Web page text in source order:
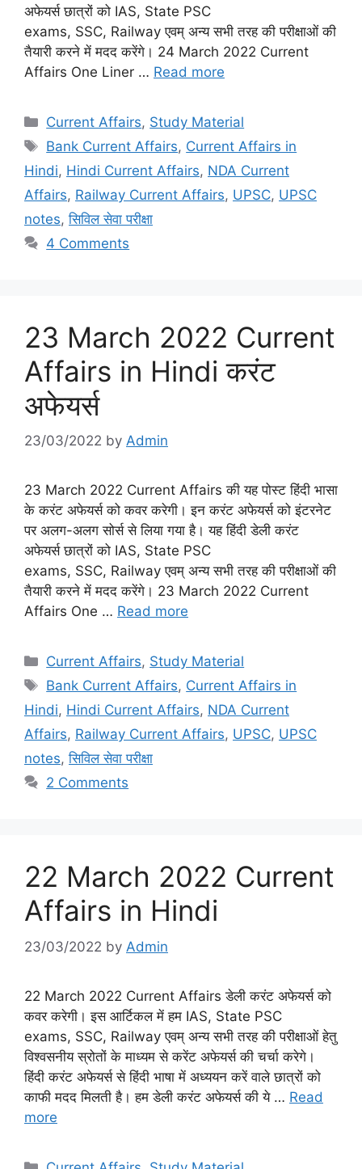
अफेयर्स छात्रों को IAS, State PSC
exams, SSC, Railway एवम् अन्य सभी तरह की परीक्षाओं की
तैयारी करने में मदद करेंगे। 24 March 2022 Current
Affairs One Liner … Read more
Categories
Current Affairs, Study Material
Tags
Bank Current Affairs, Current Affairs in
Hindi, Hindi Current Affairs, NDA Current
Affairs, Railway Current Affairs, UPSC, UPSC
notes,सिविल सेवा परीक्षा
4 Comments
23 March 2022 Current
Affairs in Hindi करंट
अफेयर्स
23/03/2022 by Admin
23 March 2022 Current Affairs की यह पोस्ट हिंदी भासा
के करंट अफेयर्स को कवर करेगी। इन करंट अफेयर्स को इंटरनेट
पर अलग-अलग सोर्स से लिया गया है। यह हिंदी डेली करंट
अफेयर्स छात्रों को IAS, State PSC
exams, SSC, Railway एवम् अन्य सभी तरह की परीक्षाओं की
तैयारी करने में मदद करेंगे। 23 March 2022 Current
Affairs One … Read more
Categories
Current Affairs, Study Material
Tags
Bank Current Affairs, Current Affairs in
Hindi, Hindi Current Affairs, NDA Current
Affairs, Railway Current Affairs, UPSC, UPSC
notes,सिविल सेवा परीक्षा
2 Comments
22 March 2022 Current
Affairs in Hindi
23/03/2022 by Admin
22 March 2022 Current Affairs डेली करंट अफेयर्स को
कवर करेगी। इस आर्टिकल में हम IAS, State PSC
exams, SSC, Railway एवम् अन्य सभी तरह की परीक्षाओं हेतु
विश्वसनीय स्रोतों के माध्यम से करेंट अफेयर्स की चर्चा करेगे।
हिंदी करंट अफेयर्स से हिंदी भाषा में अध्ययन करें वाले छात्रों को
काफी मदद मिलती है। हम डेली करंट अफेयर्स की ये … Read
more
Categories